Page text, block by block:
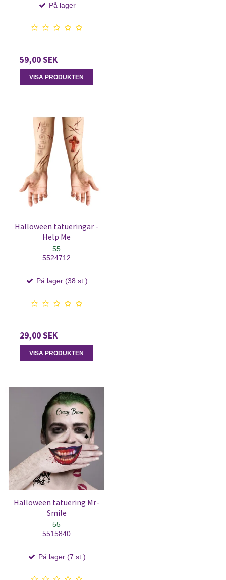
På lager
59,00 SEK
VISA PRODUKTEN
Halloween tatueringar -
Help Me
55
5524712
På lager (38 st.)
29,00 SEK
VISA PRODUKTEN
Halloween tatuering Mr-
Smile
55
5515840
På lager (7 st.)